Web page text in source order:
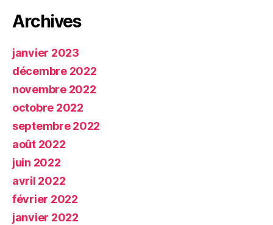
Archives
janvier 2023
décembre 2022
novembre 2022
octobre 2022
septembre 2022
août 2022
juin 2022
avril 2022
février 2022
janvier 2022